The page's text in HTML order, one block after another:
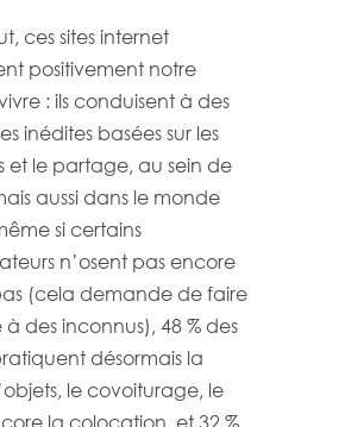
ces sites internet
positivement notre
: ils conduisent à des
inédites basées sur les
et le partage, au sein de
aussi dans le monde
si certains
n’osent pas encore
(cela demande de faire
des inconnus), 48 % des
désormais la
le covoiturage, le